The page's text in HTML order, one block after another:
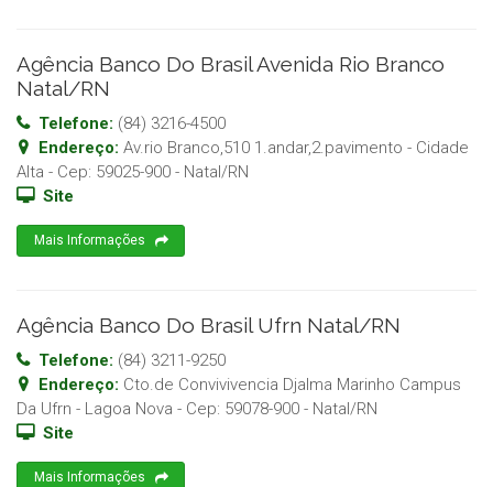
Agência Banco Do Brasil Avenida Rio Branco
Natal/RN
Telefone: (84) 3216-4500
Endereço: Av.rio Branco,510 1.andar,2.pavimento - Cidade
Alta - Cep: 59025-900 - Natal/RN
Site
Mais Informações
Agência Banco Do Brasil Ufrn Natal/RN
Telefone: (84) 3211-9250
Endereço: Cto.de Convivivencia Djalma Marinho Campus
Da Ufrn - Lagoa Nova - Cep: 59078-900 - Natal/RN
Site
Mais Informações